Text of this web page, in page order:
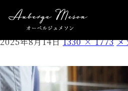
IMG_9337
2025年8月14日 1330 × 1773 メ